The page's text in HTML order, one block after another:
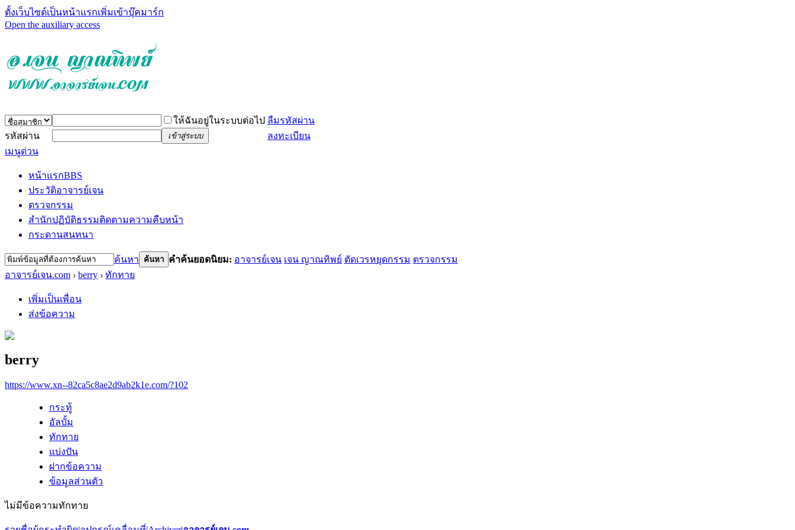
ตั้งเว็บไซต์เป็นหน้าแรกเพิ่มเข้าบุ๊คมาร์ก
Open the auxiliary access
ให้ฉันอยู่ในระบบต่อไป ลืมรหัสผ่าน
รหัสผ่าน
เข้าสู่ระบบ
ลงทะเบียน
เมนูด่วน
หน้าแรกBBS
ประวัติอาจารย์เจน
ตรวจกรรม
สำนักปฏิบัติธรรมติดตามความคืบหน้า
กระดานสนทนา
ค้นหา ค้นหา คำค้นยอดนิยม: อาจารย์เจน เจน ญาณทิพย์ ตัดเวรหยุดกรรม ตรวจกรรม
อาจารย์เจน.com › berry › ทักทาย
เพิ่มเป็นเพื่อน
ส่งข้อความ
berry
https://www.xn--82ca5c8ae2d9ab2k1e.com/?102
กระทู้
อัลบั้ม
ทักทาย
แบ่งปัน
ฝากข้อความ
ข้อมูลส่วนตัว
ไม่มีข้อความทักทาย